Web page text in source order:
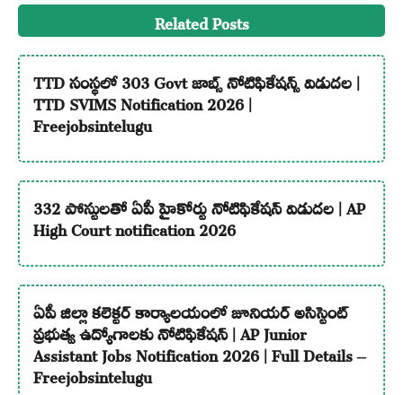
Related Posts
TTD సంస్థలో 303 Govt జాబ్స్ నోటిఫికేషన్స్ విడుదల |
TTD SVIMS Notification 2026 |
Freejobsintelugu
332 పోస్టులతో ఏపీ హైకోర్టు నోటిఫికేషన్ విడుదల | AP
High Court notification 2026
ఏపీ జిల్లా కలెక్టర్ కార్యాలయంలో జూనియర్ అసిస్టెంట్
ప్రభుత్వ ఉద్యోగాలకు నోటిఫికేషన్ | AP Junior
Assistant Jobs Notification 2026 | Full Details –
Freejobsintelugu